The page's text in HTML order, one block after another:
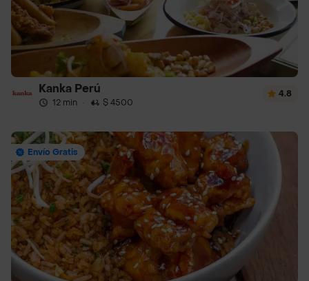
Kanka Perú
12 min · $ 4500
4.8
Envío Gratis